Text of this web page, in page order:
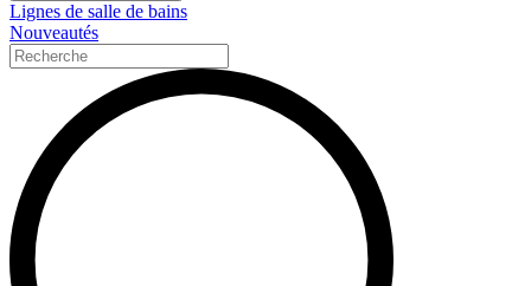
Lignes de salle de bains
Nouveautés